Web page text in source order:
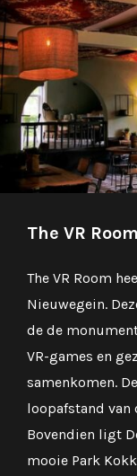
The VR
The VR Room
Nieuwegein.
de de
VR-games en
samenkomen.
loopafstand van
Bovendien ligt
mooie Park